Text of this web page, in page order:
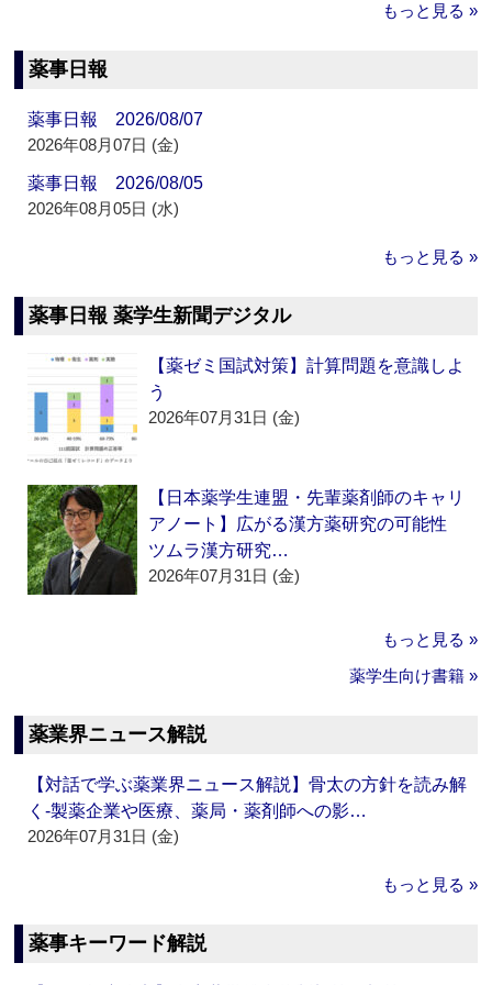
もっと見る »
薬事日報
薬事日報 2026/08/07
2026年08月07日 (金)
薬事日報 2026/08/05
2026年08月05日 (水)
もっと見る »
薬事日報 薬学生新聞デジタル
【薬ゼミ国試対策】計算問題を意識しよ
う
2026年07月31日 (金)
【日本薬学生連盟・先輩薬剤師のキャリ
アノート】広がる漢方薬研究の可能性
ツムラ漢方研究…
2026年07月31日 (金)
もっと見る »
薬学生向け書籍 »
薬業界ニュース解説
【対話で学ぶ薬業界ニュース解説】骨太の方針を読み解
く‐製薬企業や医療、薬局・薬剤師への影…
2026年07月31日 (金)
もっと見る »
薬事キーワード解説